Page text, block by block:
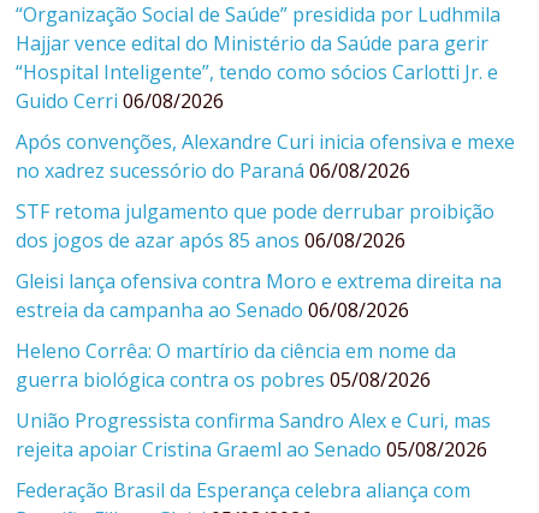
“Organização Social de Saúde” presidida por Ludhmila
Hajjar vence edital do Ministério da Saúde para gerir
“Hospital Inteligente”, tendo como sócios Carlotti Jr. e
Guido Cerri 06/08/2026
Após convenções, Alexandre Curi inicia ofensiva e mexe
no xadrez sucessório do Paraná 06/08/2026
STF retoma julgamento que pode derrubar proibição
dos jogos de azar após 85 anos 06/08/2026
Gleisi lança ofensiva contra Moro e extrema direita na
estreia da campanha ao Senado 06/08/2026
Heleno Corrêa: O martírio da ciência em nome da
guerra biológica contra os pobres 05/08/2026
União Progressista confirma Sandro Alex e Curi, mas
rejeita apoiar Cristina Graeml ao Senado 05/08/2026
Federação Brasil da Esperança celebra aliança com